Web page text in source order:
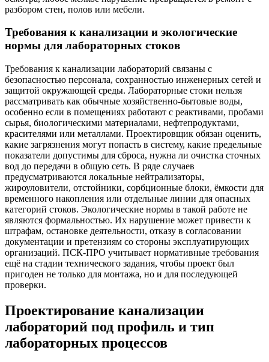
разбором стен, полов или мебели.
Требования к канализации и экологические
нормы для лабораторных стоков
Требования к канализации лабораторий связаны с
безопасностью персонала, сохранностью инженерных сетей и
защитой окружающей среды. Лабораторные стоки нельзя
рассматривать как обычные хозяйственно-бытовые воды,
особенно если в помещениях работают с реактивами, пробами
сырья, биологическими материалами, нефтепродуктами,
красителями или металлами. Проектировщик обязан оценить,
какие загрязнения могут попасть в систему, какие предельные
показатели допустимы для сброса, нужна ли очистка сточных
вод до передачи в общую сеть. В ряде случаев
предусматриваются локальные нейтрализаторы,
жироуловители, отстойники, сорбционные блоки, ёмкости для
временного накопления или отдельные линии для опасных
категорий стоков. Экологические нормы в такой работе не
являются формальностью. Их нарушение может привести к
штрафам, остановке деятельности, отказу в согласовании
документации и претензиям со стороны эксплуатирующих
организаций. ПСК-ПРО учитывает нормативные требования
ещё на стадии технического задания, чтобы проект был
пригоден не только для монтажа, но и для последующей
проверки.
Проектирование канализации
лабораторий под профиль и тип
лабораторных процессов